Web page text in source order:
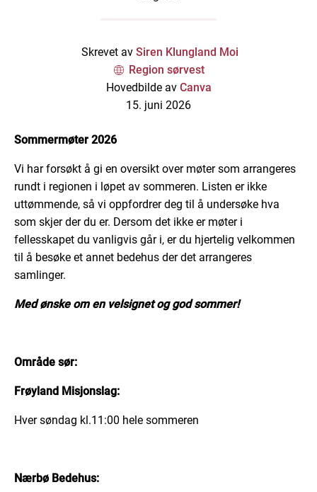
Skrevet av Siren Klungland Moi
Region sørvest
Hovedbilde av Canva
15. juni 2026
Sommermøter 2026
Vi har forsøkt å gi en oversikt over møter som arrangeres
rundt i regionen i løpet av sommeren. Listen er ikke
uttømmende, så vi oppfordrer deg til å undersøke hva
som skjer der du er. Dersom det ikke er møter i
fellesskapet du vanligvis går i, er du hjertelig velkommen
til å besøke et annet bedehus der det arrangeres
samlinger.
Med ønske om en velsignet og god sommer!
Område sør:
Frøyland Misjonslag:
Hver søndag kl.11:00 hele sommeren
Nærbø Bedehus: